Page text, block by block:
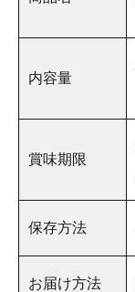
内容量
賞味期限
保存方法
お届け方法